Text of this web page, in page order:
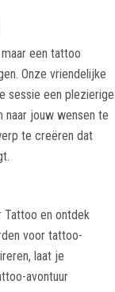
een tattoo
Onze vriendelijke
sessie een plezierige
naar jouw wensen te
te creëren dat
Tattoo en ontdek
voor tattoo-
laat je
avontuur